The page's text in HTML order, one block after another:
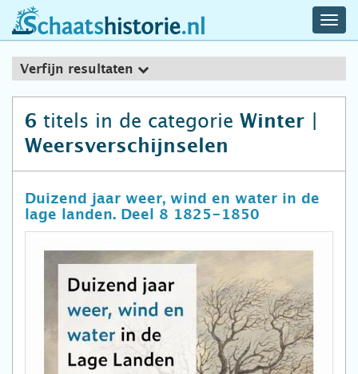
schaatshistorie.nl
Verfijn resultaten
6 titels in de categorie Winter |
Weersverschijnselen
Duizend jaar weer, wind en water in de
lage landen. Deel 8 1825-1850